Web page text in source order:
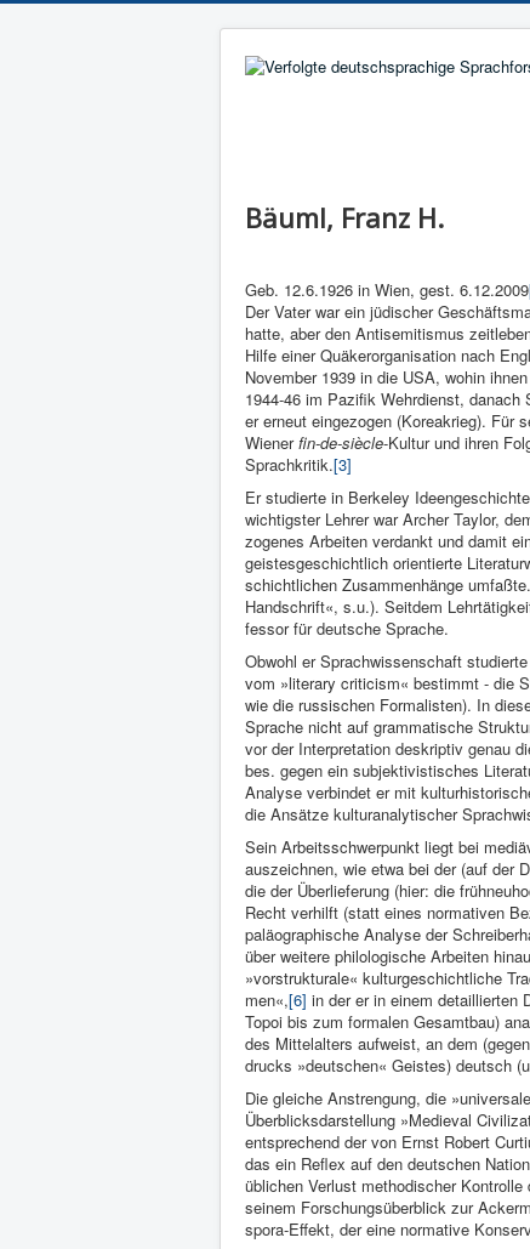
Bäuml, Franz H.
Geb. 12.6.1926 in Wien, gest. 6.12.2009
Der Vater war ein jüdischer
hatte, aber den Antisemitismus
Hilfe einer Quä­kerorganisation nach
November 1939 in die USA, wohin
1944-46 im Pazifik Wehrdienst,
er erneut ein­gezogen (Koreakrieg). Für
Wie­nerfin-de-siècle-Kultur und ihren
Sprachkri­tik.[3]
Er studierte in Berkeley
wich­tigster Lehrer war Ar­cher Taylor,
zogenes Arbeiten ver­dankt und damit
geistesge­schichtlich orientierte
schichtlichen Zusam­menhänge
Handschrift«, s.u.). Seitdem
fessor für deutsche Sprache.
Obwohl er Sprachwissen­schaft
vom »literary criti­cism« bestimmt - die
wie die rus­sischen Formali­sten). In
Sprache nicht auf grammati­sche
vor der Interpreta­tion deskrip­tiv ge­nau
bes. gegen ein subjektivisti­sches
Ana­lyse verbin­det er mit
die An­sätze kultur­analytischer
Sein Arbeits­schwerpunkt liegt bei
auszeich­nen, wie etwa bei der (auf der
die der Überliefe­rung (hier: die
Recht verhilft (statt eines normati­ven
paläogra­phische Analyse der
über weitere philologische Arbeiten
»vorstrukturale« kul­turgeschichtliche
men«,[6] in der er in ei­nem de­taillierten
Topoi bis zum formalen Gesamtbau)
des Mittelal­ters aufweist, an dem
drucks »deutschen« Gei­stes) deutsch
Die gleiche Anstrengung, die
Überblicksdarstellung »Medieval
entspre­chend der von Ernst Robert
das ein Reflex auf den deutschen
übli­chen Verlust methodischer
seinem For­schungsüberblick zur
spora-Effekt, der eine norma­tive